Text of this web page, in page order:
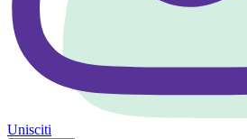
Unisciti